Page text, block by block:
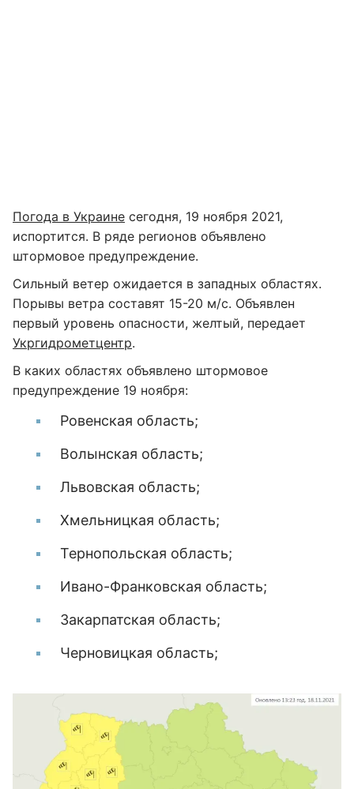
Погода в Украине сегодня, 19 ноября 2021,
испортится. В ряде регионов объявлено
штормовое предупреждение.
Сильный ветер ожидается в западных областях.
Порывы ветра составят 15-20 м/с. Объявлен
первый уровень опасности, желтый, передает
Укргидрометцентр.
В каких областях объявлено штормовое
предупреждение 19 ноября:
Ровенская область;
Волынская область;
Львовская область;
Хмельницкая область;
Тернопольская область;
Ивано-Франковская область;
Закарпатская область;
Черновицкая область;